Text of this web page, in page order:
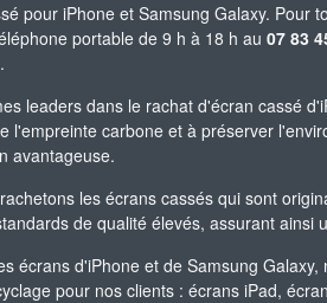
pour iPhone et Samsung Galaxy.
portable de 9 h à 18 h au 07 83
.
leaders dans le rachat d'écran cassé
carbone et à préserver
avantageuse.
les écrans cassés qui sont
de qualité élevés, assurant ainsi
écrans d'iPhone et de Samsung
pour nos clients : écrans iPad,